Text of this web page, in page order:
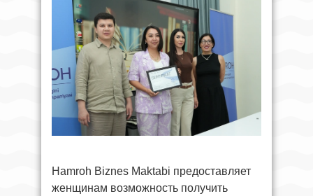
Hamroh Biznes Maktabi предоставляет
женщинам возможность получить